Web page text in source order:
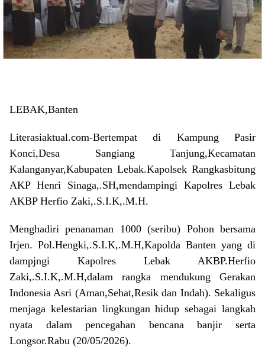
LEBAK,Banten
Literasiaktual.com-Bertempat di Kampung Pasir
Konci,Desa Sangiang Tanjung,Kecamatan
Kalanganyar,Kabupaten Lebak.Kapolsek Rangkasbitung
AKP Henri Sinaga,.SH,mendampingi Kapolres Lebak
AKBP Herfio Zaki,.S.I.K,.M.H.
Menghadiri penanaman 1000 (seribu) Pohon bersama
Irjen. Pol.Hengki,.S.I.K,.M.H,Kapolda Banten yang di
dampjngi Kapolres Lebak AKBP.Herfio
Zaki,.S.I.K,.M.H,dalam rangka mendukung Gerakan
Indonesia Asri (Aman,Sehat,Resik dan Indah). Sekaligus
menjaga kelestarian lingkungan hidup sebagai langkah
nyata dalam pencegahan bencana banjir serta
Longsor.Rabu (20/05/2026).